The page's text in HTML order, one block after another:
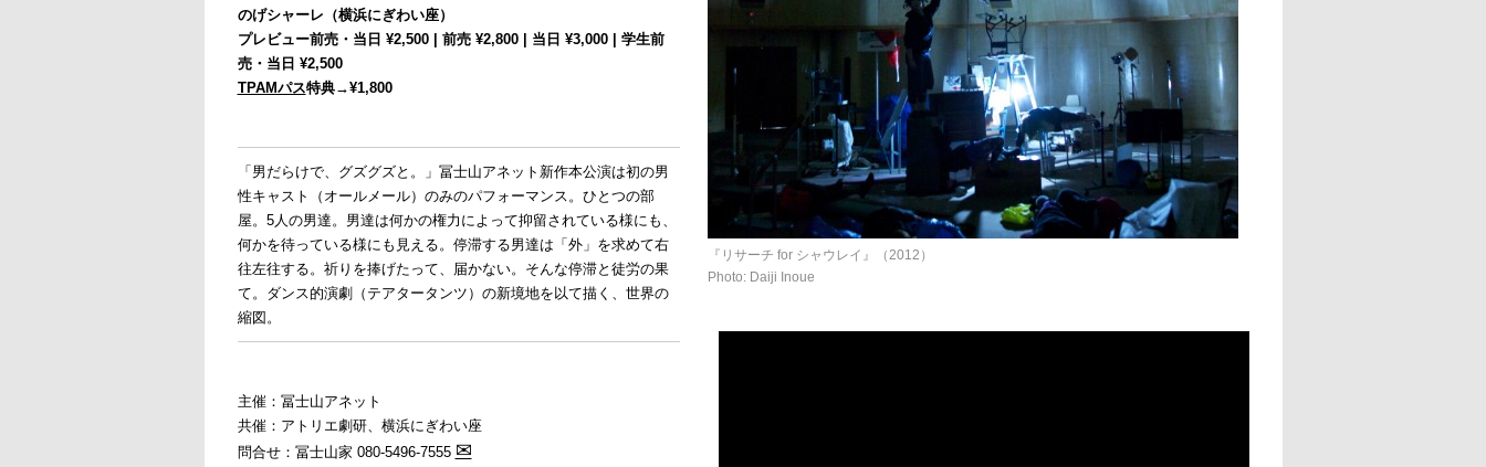
『リサーチ for シャウレイ』（2012）
Photo: Daiji Inoue
のげシャーレ（横浜にぎわい座）
プレビュー前売・当日 ¥2,500 | 前売 ¥2,800 | 当日 ¥3,000 | 学生前
売・当日 ¥2,500
TPAMパス特典→¥1,800
「男だらけで、グズグズと。」冨士山アネット新作本公演は初の男
性キャスト（オールメール）のみのパフォーマンス。ひとつの部
屋。5人の男達。男達は何かの権力によって抑留されている様にも、
何かを待っている様にも見える。停滞する男達は「外」を求めて右
往左往する。祈りを捧げたって、届かない。そんな停滞と徒労の果
て。ダンス的演劇（テアタータンツ）の新境地を以て描く、世界の
縮図。
主催：冨士山アネット
共催：アトリエ劇研、横浜にぎわい座
問合せ：冨士山家 080-5496-7555 ✉